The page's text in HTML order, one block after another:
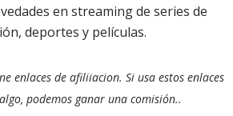
enlaces de afiliiacion. Si usa estos enlaces
podemos ganar una comisión..